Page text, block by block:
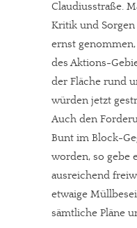
Claudiusstraße.
Kritik und
ernst
des Aktions-
der Fläche rund
würden jetzt
Auch den
Bunt im Block-
worden, so gebe
ausreichend
etwaige
sämtliche Pläne